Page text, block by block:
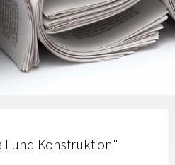
und Konstruktion"